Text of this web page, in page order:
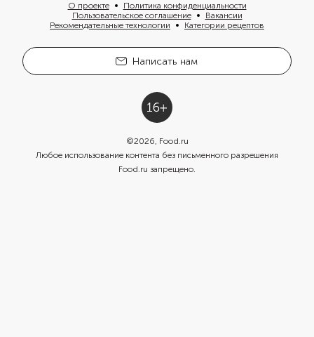
О проекте
Политика конфиденциальности
Пользовательское соглашение
Вакансии
Рекомендательные технологии
Категории рецептов
Написать нам
©2026, Food.ru
Любое использование контента без письменного разрешения
Food.ru запрещено.